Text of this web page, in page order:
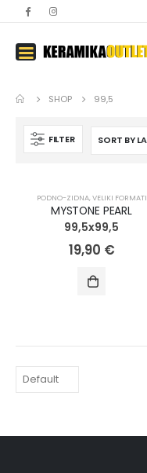
SHOP 99,5
FILTER
PODNO-ZIDNA, VELIKI FORMATI
MYSTONE PEARL
99,5x99,5
19,90 €